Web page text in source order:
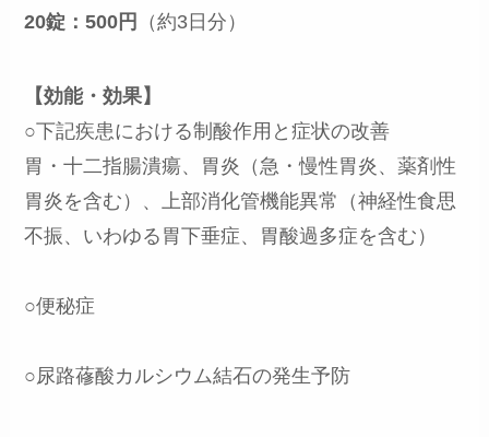
20錠：500円
（約3日分）
【効能・効果】
○下記疾患における制酸作用と症状の改善
胃・十二指腸潰瘍、胃炎（急・慢性胃炎、薬剤性
胃炎を含む）、上部消化管機能異常（神経性食思
不振、いわゆる胃下垂症、胃酸過多症を含む）
○便秘症
○尿路蓚酸カルシウム結石の発生予防